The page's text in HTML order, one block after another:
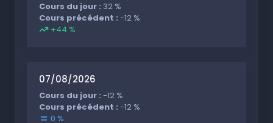
Cours du jour : 32 %
Cours précédent : -12 %
+44 %
07/08/2026
Cours du jour : -12 %
Cours précédent : -12 %
0 %